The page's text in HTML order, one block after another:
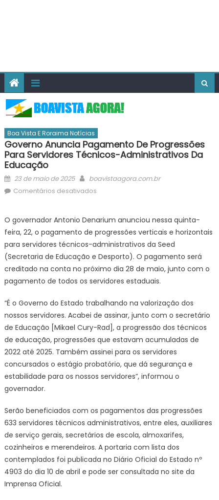
Boa Vista E Roraima Notícias
Governo Anuncia Pagamento De Progressões
Para Servidores Técnicos-Administrativos Da
Educação
Posted
on
23 de maio de 2025 Author
boavistaagora.com.br
Comentários desativadosem
pagamento
de
progressões
para
servidores
técnicos-
da
Educação
O governador Antonio Denarium anunciou nessa quinta-
feira, 22, o pagamento de progressões verticais e horizontais
para servidores técnicos-administrativos da Seed
(Secretaria de Educação e Desporto). O pagamento será
creditado na conta no próximo dia 28 de maio, junto com o
pagamento de todos os servidores estaduais.
“É o Governo do Estado trabalhando na valorização dos
nossos servidores. Acabei de assinar, junto com o secretário
de Educação [Mikael Cury-Rad], a progressão dos técnicos
de educação, progressões que estavam acumuladas de
2022 até 2025. Também assinei para os servidores
concursados o estágio probatório, que dá segurança e
estabilidade para os nossos servidores”, informou o
governador.
Serão beneficiados com os pagamentos das progressões
633 servidores técnicos administrativos, entre eles, auxiliares
de serviço gerais, secretários de escola, almoxarifes,
cozinheiros e merendeiros. A portaria com lista dos
contemplados foi publicada no Diário Oficial do Estado nº
4903 do dia 10 de abril e pode ser consultada no site da
Imprensa Oficial.